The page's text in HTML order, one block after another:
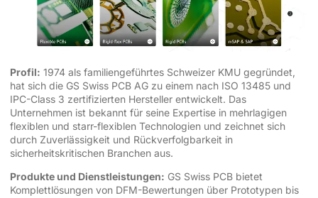
Profil: 1974 als familiengeführtes Schweizer KMU gegründet,
hat sich die GS Swiss PCB AG zu einem nach ISO 13485 und
IPC-Class 3 zertifizierten Hersteller entwickelt. Das
Unternehmen ist bekannt für seine Expertise in mehrlagigen
flexiblen und starr-flexiblen Technologien und zeichnet sich
durch Zuverlässigkeit und Rückverfolgbarkeit in
sicherheitskritischen Branchen aus.
Produkte und Dienstleistungen: GS Swiss PCB bietet
Komplettlösungen von DFM-Bewertungen über Prototypen bis